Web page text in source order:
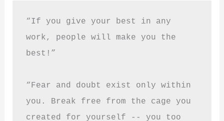
“If you give your best in any
work, people will make you the
best!”
“Fear and doubt exist only within
you. Break free from the cage you
created for yourself -- you too